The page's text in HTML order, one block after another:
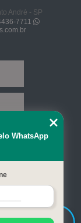
André - SP
7711
WhatsApp